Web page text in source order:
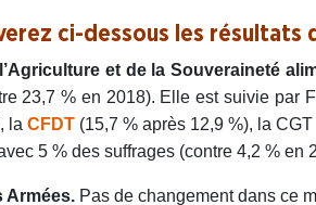
ci-dessous les résultats
et de la Souveraineté
23,7 % en 2018). Elle est suivie par
la CFDT (15,7 % après 12,9 %), la
5 % des suffrages (contre 4,2 %
Armées. Pas de changement dans ce